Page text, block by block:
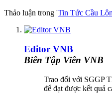
Thảo luận trong 'Tin Tức Cầu
Editor VNB
Biên Tập Viên VNB
Trao đổi với SGGP
để đạt được kết quả